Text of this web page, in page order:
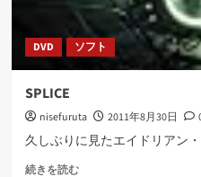
ら
に
読
DVD ソフト
SPLICE
nisefuruta 2011年8月30日
久しぶりに見たエイドリアン
続きを読むSPLICE